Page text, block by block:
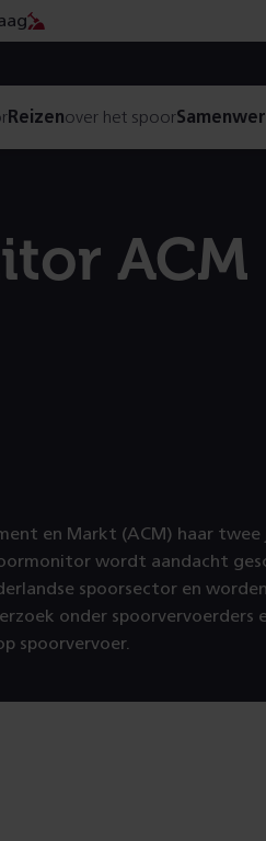
Reizenover het spoor
ACM
en Markt (ACM) haar twee
wordt aandacht
spoorsector en worden
onder spoorvervoerders
spoorvervoer.